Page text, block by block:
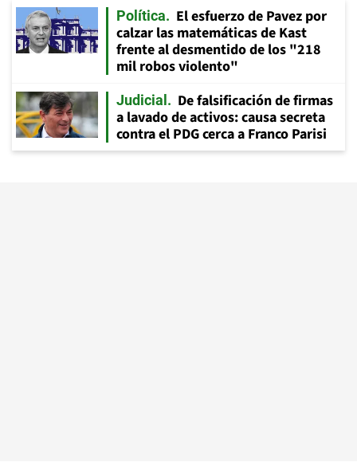
Política
El esfuerzo de Pavez por
calzar las matemáticas de Kast
frente al desmentido de los "218
mil robos violento"
Judicial
De falsificación de firmas
a lavado de activos: causa secreta
contra el PDG cerca a Franco Parisi